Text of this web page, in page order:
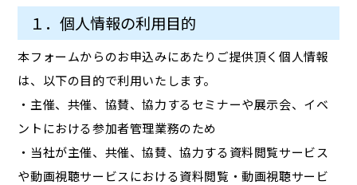
１．個人情報の利用目的
本フォームからのお申込みにあたりご提供頂く個人情報
は、以下の目的で利用いたします。
・主催、共催、協賛、協力するセミナーや展示会、イベ
ントにおける参加者管理業務のため
・当社が主催、共催、協賛、協力する資料閲覧サービス
や動画視聴サービスにおける資料閲覧・動画視聴サービ